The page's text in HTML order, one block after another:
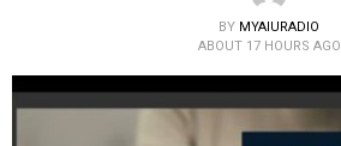
BY MYAIURADIO
ABOUT 17 HOURS AGO